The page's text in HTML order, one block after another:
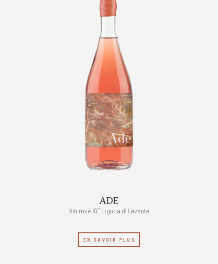
ADE
Vin rosé IGT Liguria di Levante
EN SAVOIR PLUS